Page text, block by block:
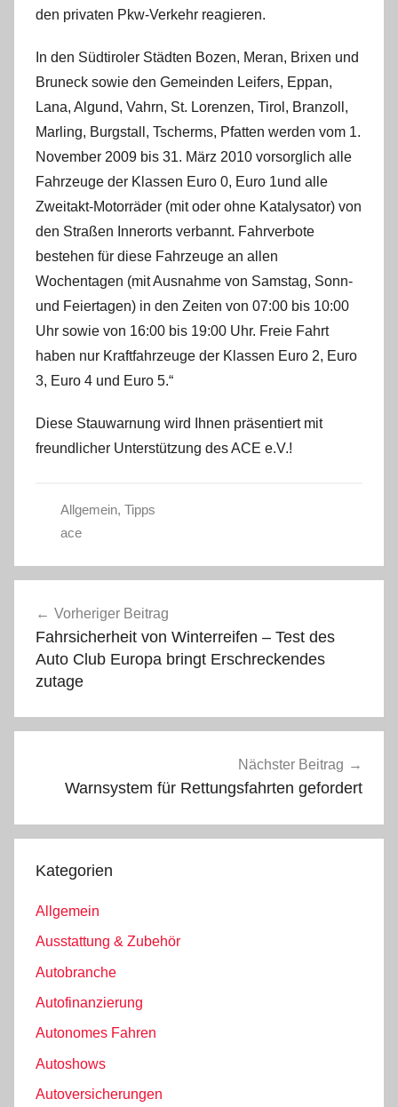
den privaten Pkw-Verkehr reagieren.
In den Südtiroler Städten Bozen, Meran, Brixen und
Bruneck sowie den Gemeinden Leifers, Eppan,
Lana, Algund, Vahrn, St. Lorenzen, Tirol, Branzoll,
Marling, Burgstall, Tscherms, Pfatten werden vom 1.
November 2009 bis 31. März 2010 vorsorglich alle
Fahrzeuge der Klassen Euro 0, Euro 1und alle
Zweitakt-Motorräder (mit oder ohne Katalysator) von
den Straßen Innerorts verbannt. Fahrverbote
bestehen für diese Fahrzeuge an allen
Wochentagen (mit Ausnahme von Samstag, Sonn-
und Feiertagen) in den Zeiten von 07:00 bis 10:00
Uhr sowie von 16:00 bis 19:00 Uhr. Freie Fahrt
haben nur Kraftfahrzeuge der Klassen Euro 2, Euro
3, Euro 4 und Euro 5.“
Diese Stauwarnung wird Ihnen präsentiert mit
freundlicher Unterstützung des ACE e.V.!
Allgemein, Tipps
ace
Vorheriger Beitrag
Fahrsicherheit von Winterreifen – Test des
Auto Club Europa bringt Erschreckendes
zutage
Nächster Beitrag
Warnsystem für Rettungsfahrten gefordert
Kategorien
Allgemein
Ausstattung & Zubehör
Autobranche
Autofinanzierung
Autonomes Fahren
Autoshows
Autoversicherungen